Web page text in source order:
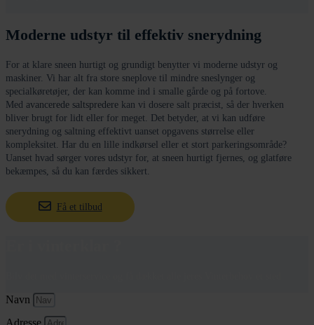
Moderne udstyr til effektiv snerydning
For at klare sneen hurtigt og grundigt benytter vi moderne udstyr og
maskiner. Vi har alt fra store sneplove til mindre sneslynger og
specialkøretøjer, der kan komme ind i smalle gårde og på fortove.
Med avancerede saltspredere kan vi dosere salt præcist, så der hverken
bliver brugt for lidt eller for meget. Det betyder, at vi kan udføre
snerydning og saltning effektivt uanset opgavens størrelse eller
kompleksitet. Har du en lille indkørsel eller et stort parkeringsområde?
Uanset hvad sørger vores udstyr for, at sneen hurtigt fjernes, og glatføre
bekæmpes, så du kan færdes sikkert.
Få et tilbud
Navn
Adresse